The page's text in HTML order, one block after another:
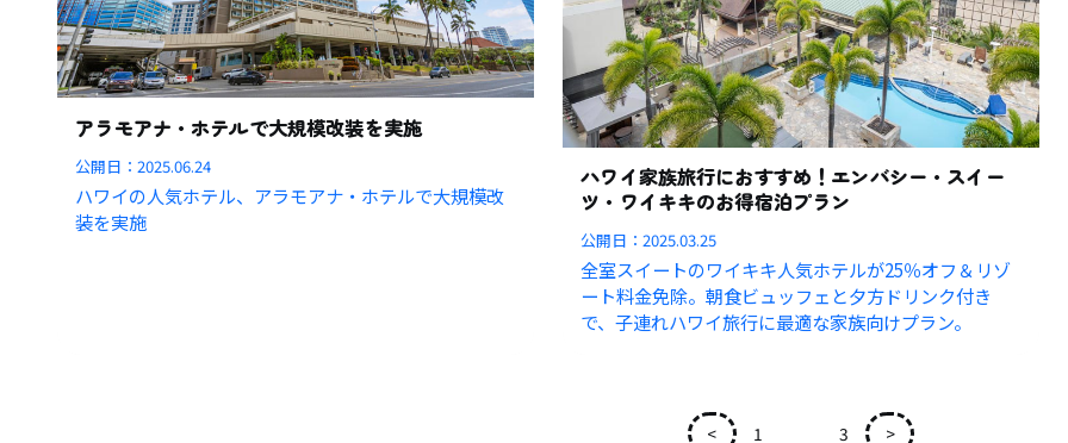
アラモアナ・ホテルで大規模改装を実施
公開日：2025.06.24
ハワイの人気ホテル、アラモアナ・ホテルで大規模改
装を実施
ハワイ家族旅行におすすめ！エンバシー・スイー
ツ・ワイキキのお得宿泊プラン
公開日：2025.03.25
全室スイートのワイキキ人気ホテルが25％オフ＆リゾ
ート料金免除。朝食ビュッフェと夕方ドリンク付き
で、子連れハワイ旅行に最適な家族向けプラン。
< 1 3 >